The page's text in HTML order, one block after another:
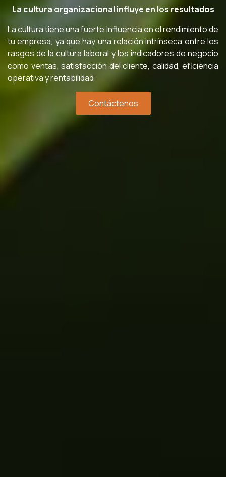
La cultura organizacional influye en los resultados
La cultura tiene una fuerte influencia en el rendimiento de
tu empresa, ya que hay una relación intrínseca entre los
rasgos de la cultura laboral y los indicadores de negocio
como ventas, satisfacción del cliente, calidad, eficiencia
operativa y rentabilidad
Contáctenos